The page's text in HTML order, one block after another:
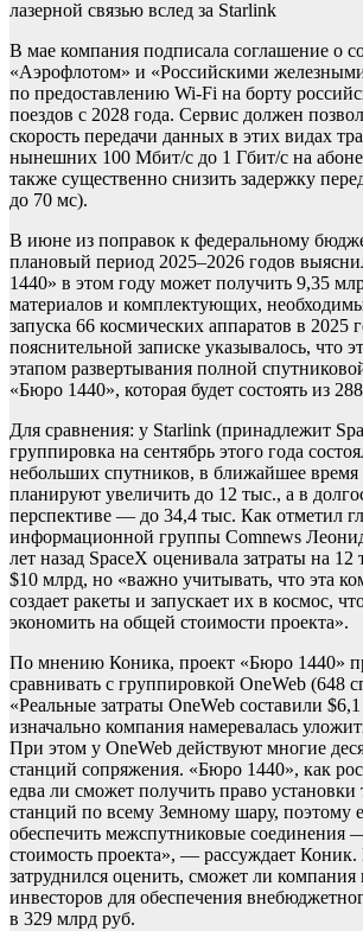
лазерной связью вслед за Starlink
В мае компания подписала соглашение о
«Аэрофлотом» и «Российскими
по предоставлению Wi-Fi на борту
поездов с 2028 года. Сервис должен
скорость передачи данных в этих видах
нынешних 100 Мбит/с до 1 Гбит/с на
также существенно снизить задержку
до 70 мс).
В июне из поправок к федеральному
плановый период 2025–2026 годов
1440» в этом году может получить 9,35
материалов и комплектующих,
запуска 66 космических аппаратов в 2025
пояснительной записке указывалось, что
этапом развертывания полной
«Бюро 1440», которая будет состоять из
Для сравнения: у Starlink (принадлежит
группировка на сентябрь этого года
небольших спутников, в ближайшее время
планируют увеличить до 12 тыс., а в
перспективе — до 34,4 тыс. Как отметил
информационной группы Comnews
лет назад SpaceX оценивала затраты на 12
$10 млрд, но «важно учитывать, что эта
создает ракеты и запускает их в космос,
экономить на общей стоимости проекта».
По мнению Коника, проект «Бюро 1440»
сравнивать с группировкой OneWeb (648
«Реальные затраты OneWeb составили
изначально компания намеревалась
При этом у OneWeb действуют многие
станций сопряжения. «Бюро 1440», как
едва ли сможет получить право
станций по всему Земному шару, поэтому
обеспечить межспутниковые соединения
стоимость проекта», — рассуждает
затруднился оценить, сможет ли
инвесторов для обеспечения
в 329 млрд руб.